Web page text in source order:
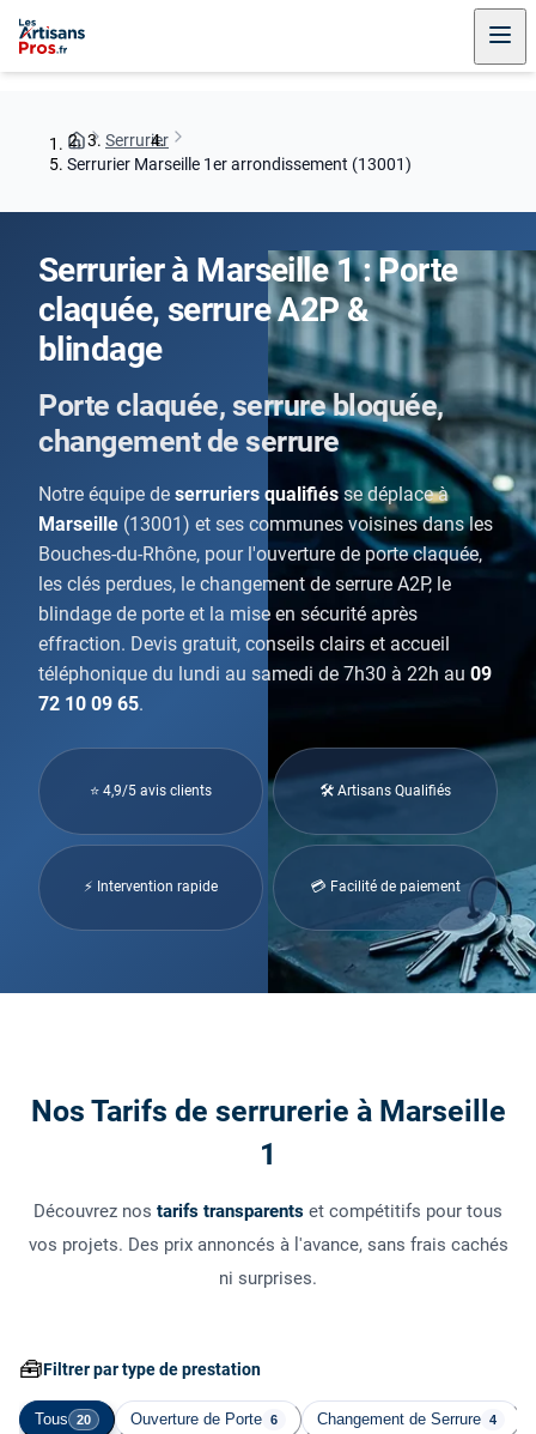
Serrurier
Serrurier Marseille 1er arrondissement (13001)
Serrurier à Marseille 1 : Porte
claquée, serrure A2P &
blindage
Porte claquée, serrure bloquée,
changement de serrure
Notre équipe de serruriers qualifiés se déplace à
Marseille (13001) et ses communes voisines dans les
Bouches-du-Rhône, pour l'ouverture de porte claquée,
les clés perdues, le changement de serrure A2P, le
blindage de porte et la mise en sécurité après
effraction. Devis gratuit, conseils clairs et accueil
téléphonique du lundi au samedi de 7h30 à 22h au 09
72 10 09 65.
⭐ 4,9/5 avis clients 🛠 Artisans Qualifiés
⚡ Intervention rapide 💳 Facilité de paiement
Nos Tarifs de serrurerie à Marseille
1
Découvrez nos tarifs transparents et compétitifs pour tous
vos projets. Des prix annoncés à l'avance, sans frais cachés
ni surprises.
🧰Filtrer par type de prestation
Tous 20 Ouverture de Porte 6 Changement de Serrure 4